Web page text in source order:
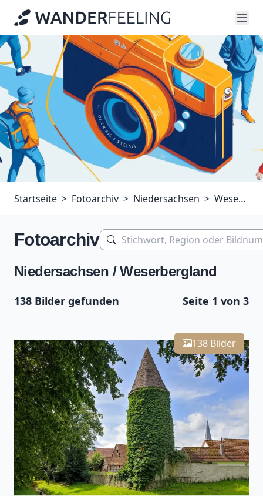
Startseite Fotoarchiv Niedersachsen Weserbergland
Fotoarchiv
Niedersachsen / Weserbergland
138 Bilder gefunden Seite 1 von 3
Zoomen mit Strg+Mausrad
+
−
138 Bilder